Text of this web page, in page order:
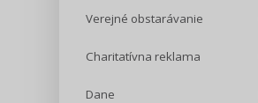
Verejné obstarávanie
Charitatívna reklama
Dane